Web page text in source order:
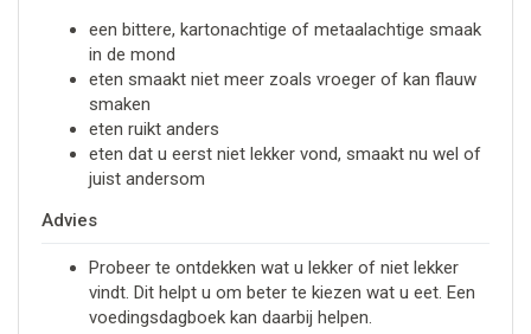
een bittere, kartonachtige of metaalachtige smaak
in de mond
eten smaakt niet meer zoals vroeger of kan flauw
smaken
eten ruikt anders
eten dat u eerst niet lekker vond, smaakt nu wel of
juist andersom
Advies
Probeer te ontdekken wat u lekker of niet lekker
vindt. Dit helpt u om beter te kiezen wat u eet. Een
voedingsdagboek kan daarbij helpen.